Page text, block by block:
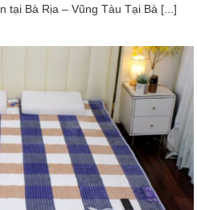
tại Bà Rịa – Vũng Tàu Tại Bà [...]